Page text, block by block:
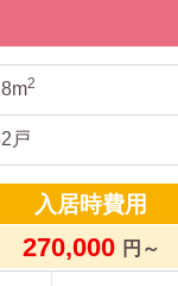
2
戸
入居時費用
270,000 円～